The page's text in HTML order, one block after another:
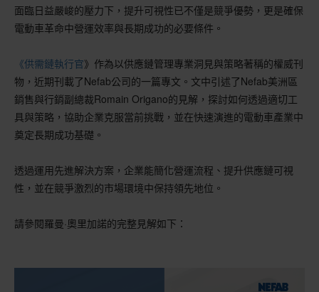
面臨日益嚴峻的壓力下，提升可視性已不僅是競爭優勢，更是確保
電動車革命中營運效率與長期成功的必要條件。
《供需鏈執行官》作為以供應鏈管理專業洞見與策略著稱的權威刊
物，近期刊載了Nefab公司的一篇專文。文中引述了Nefab美洲區
銷售與行銷副總裁Romain Origano的見解，探討如何透過適切工
具與策略，協助企業克服當前挑戰，並在快速演進的電動車產業中
奠定長期成功基礎。
透過運用先進解決方案，企業能簡化營運流程、提升供應鏈可視
性，並在競爭激烈的市場環境中保持領先地位。
請參閱羅曼·奧里加諾的完整見解如下：